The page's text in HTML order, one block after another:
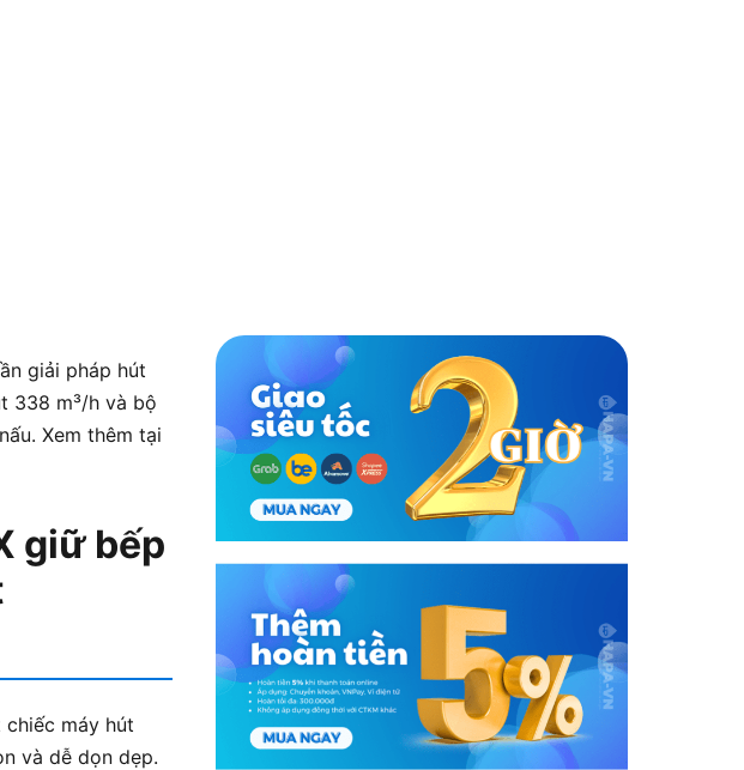
giải pháp hút
338 m³/h và bộ
Xem thêm tại
giữ bếp
máy hút
và dễ dọn dẹp.